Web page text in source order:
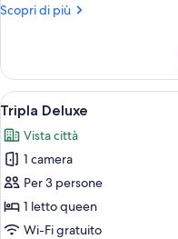
letto
2
letti
singoli
Scopri di più
Altri
Deluxe
con
letto
matrimoniale
o
2
letti
singoli
Apri
tutte
le
foto
per
Tripla
Deluxe
6
Tripla Deluxe
Vista città
1 camera
Per 3 persone
1 letto queen
Wi-Fi gratuito